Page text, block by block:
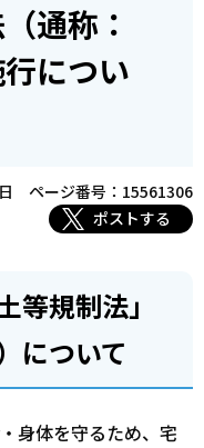
通称：
につい
ページ番号：15561306
ポストする
等規制法」
について
身体を守るため、宅